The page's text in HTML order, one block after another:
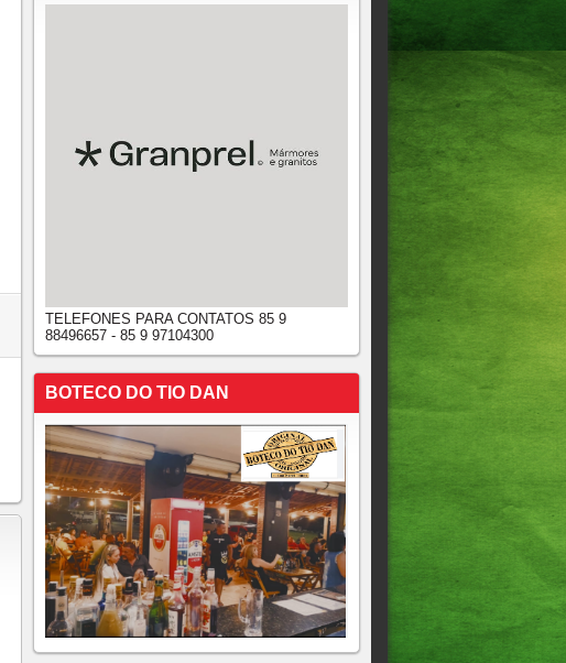
TELEFONES PARA CONTATOS 85 9
88496657 - 85 9 97104300
BOTECO DO TIO DAN